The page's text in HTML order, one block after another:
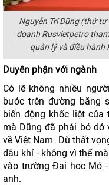
Nguyễn Trí Dũng (thứ
doanh Rusvietpetro
quản lý và điều hành
Duyên phận với ngành
Có lẽ không nhiều
bước trên đường băng
biến động khốc liệt của
mà Dũng đã phải bỏ dở
về Việt Nam. Dù thất
dầu khí - không vì thế
vào trường Đại học Mỏ
anh.